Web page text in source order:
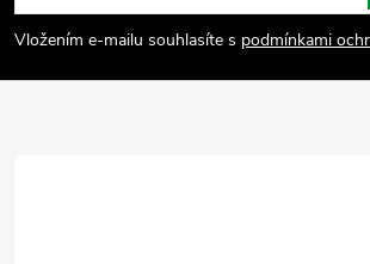
p
a
Vložením e-mailu souhlasíte s podmínkami